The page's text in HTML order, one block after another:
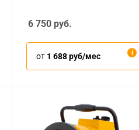
6 750руб.
от 1 688 руб/мес